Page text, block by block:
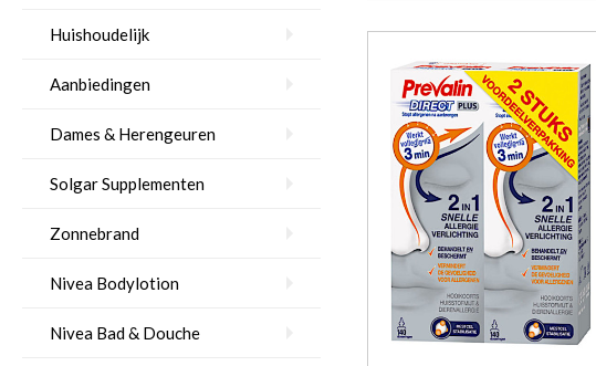
Huishoudelijk
Aanbiedingen
Dames & Herengeuren
Solgar Supplementen
Zonnebrand
Nivea Bodylotion
Nivea Bad & Douche